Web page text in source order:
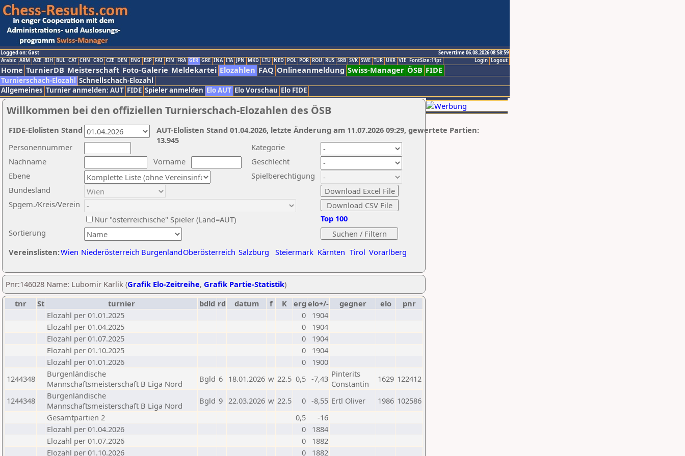
Logged on: Gast
Servertime 06.08.2026 08:58:59
Logout
Login
Arabic ARM AZE BIH BUL CAT CHN CRO CZE DEN ENG ESP FAI FIN FRA GER GRE INA ITA JPN MKD LTU NED POL POR ROU RUS SRB SVK SWE TUR UKR VIE FontSize:11pt
Home TurnierDB Meisterschaft Foto-Galerie Meldekartei Elozahlen FAQ Onlineanmeldung Swiss-Manager ÖSB FIDE
Turnierschach-Elozahl Schnellschach-Elozahl
Allgemeines Turnier anmelden: AUT FIDE Spieler anmelden Elo AUT Elo Vorschau Elo FIDE
Willkommen bei den offiziellen Turnierschach-Elozahlen des ÖSB
Nachname
Vorname
Ebene
Kategorie
Sortierung
Personennummer
Bundesland
Spgem./Kreis/Verein
Geschlecht
Nur "österreichische" Spieler (Land=AUT)
Spielberechtigung
Vereinslisten:Wien Niederösterreich BurgenlandOberösterreich Salzburg Steiermark Kärnten Tirol Vorarlberg
Top 100
AUT-Elolisten Stand 01.04.2026, letzte Änderung am 11.07.2026 09:29, gewertete Partien:
13.945
FIDE-Elolisten Stand
Pnr:146028 Name: Lubomir Karlik (Grafik Elo-Zeitreihe, Grafik Partie-Statistik)
tnr
St turnier bdld rd datum f K erg elo+/- gegner elo
pnr
Elozahl per 01.01.2025
0
1904
Elozahl per 01.04.2025
0
1904
Elozahl per 01.07.2025
0
1904
Elozahl per 01.10.2025
0
1904
Elozahl per 01.01.2026
0
1900
1244348
Burgenländische
Mannschaftsmeisterschaft B Liga Nord
Bgld 6 18.01.2026 w 22.5 0,5 -7,43 Pinterits
Constantin
1629 122412
1244348
Burgenländische
Mannschaftsmeisterschaft B Liga Nord
Bgld 9 22.03.2026 w 22.5 0 -8,55 Ertl Oliver 1986 102586
Gesamtpartien 2
0,5
-16
Elozahl per 01.04.2026
0
1884
Elozahl per 01.07.2026
0
1882
Elozahl per 01.10.2026
0 1882